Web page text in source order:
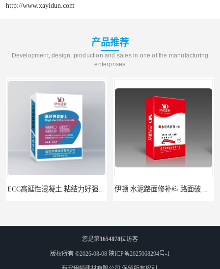
http://www.xayidun.com
产品推荐
Development, design, production and sales in one of the manufacturing
enterprises
您是第1654878位访客
版权所有 ©2026-08-08 陕ICP备2025068294号-1